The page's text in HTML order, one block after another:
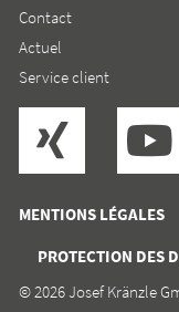
MENTIONS LÉGALES
PROTECTION DES
Contact
Actuel
Service client
© 2026 Josef Kränzle